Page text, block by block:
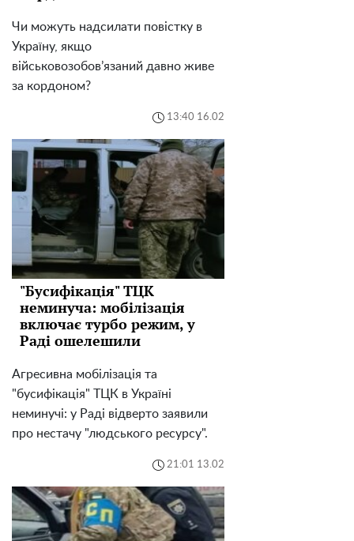
Чи можуть надсилати повістку в
Україну, якщо
військовозобов’язаний давно живе
за кордоном?
13:40 16.02
"Бусифікація" ТЦК
неминуча: мобілізація
включає турбо режим, у
Раді ошелешили
Агресивна мобілізація та
"бусифікація" ТЦК в Україні
неминучі: у Раді відверто заявили
про нестачу "людського ресурсу".
21:01 13.02